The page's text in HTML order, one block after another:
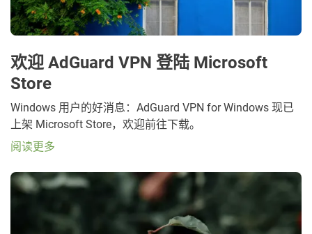
欢迎 AdGuard VPN 登陆 Microsoft
Store
Windows 用户的好消息：AdGuard VPN for Windows 现已
上架 Microsoft Store，欢迎前往下载。
阅读更多